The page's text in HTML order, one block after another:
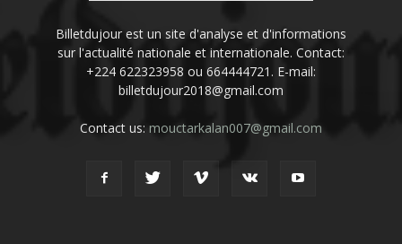
Billetdujour est un site d'analyse et d'informations
sur l'actualité nationale et internationale. Contact:
+224 622323958 ou 664444721. E-mail:
billetdujour2018@gmail.com
Contact us: mouctarkalan007@gmail.com